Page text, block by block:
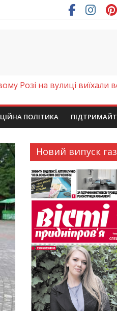
Розі на вулиці виїхали
ПОЛІТИКА
Новий випуск